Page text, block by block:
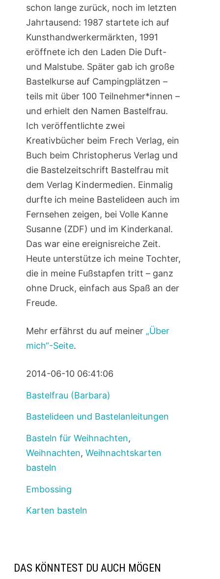
schon lange zurück, noch im letzten
Jahrtausend: 1987 startete ich auf
Kunsthandwerkermärkten, 1991
eröffnete ich den Laden Die Duft-
und Malstube. Später gab ich große
Bastelkurse auf Campingplätzen –
teils mit über 100 Teilnehmer*innen –
und erhielt den Namen Bastelfrau.
Ich veröffentlichte zwei
Kreativbücher beim Frech Verlag, ein
Buch beim Christopherus Verlag und
die Bastelzeitschrift Bastelfrau mit
dem Verlag Kindermedien. Einmalig
durfte ich meine Bastelideen auch im
Fernsehen zeigen, bei Volle Kanne
Susanne (ZDF) und im Kinderkanal.
Das war eine ereignisreiche Zeit.
Heute unterstütze ich meine Tochter,
die in meine Fußstapfen tritt – ganz
ohne Druck, einfach aus Spaß an der
Freude.
Mehr erfährst du auf meiner „Über
mich“-Seite.
2014-06-10 06:41:06
Bastelfrau (Barbara)
Bastelideen und Bastelanleitungen
Basteln für Weihnachten,
Weihnachten, Weihnachtskarten
basteln
Embossing
Karten basteln
DAS KÖNNTEST DU AUCH MÖGEN